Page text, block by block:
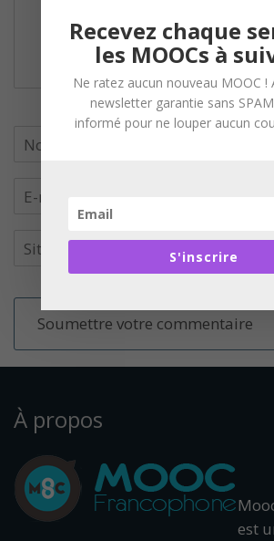
À propos
est
Recevez chaque
les MOOCs à
Ne ratez aucun nouveau MOOC !
newsletter garantie sans
informé pour ne louper aucun
S'inscrire